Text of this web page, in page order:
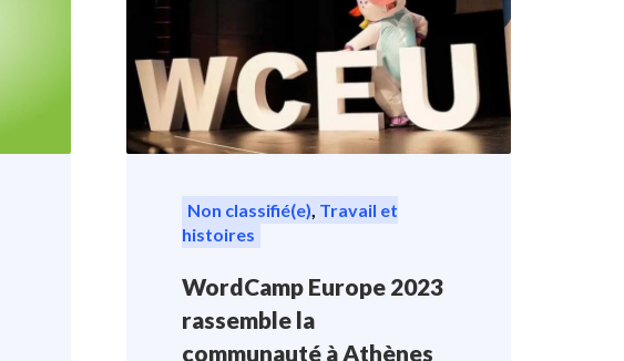
Non classifié(e) Travail et
histoires
WordCamp Europe 2023
rassemble la
communauté à Athènes